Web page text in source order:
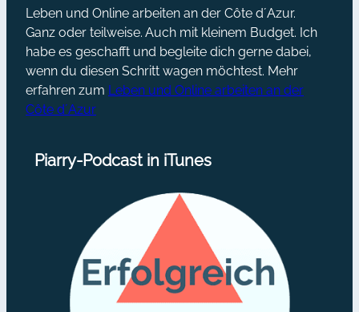
Leben und Online arbeiten an der Côte d´Azur.
Ganz oder teilweise. Auch mit kleinem Budget. Ich
habe es geschafft und begleite dich gerne dabei,
wenn du diesen Schritt wagen möchtest. Mehr
erfahren zum Leben und Online arbeiten an der
Côte d´Azur
Piarry-Podcast in iTunes